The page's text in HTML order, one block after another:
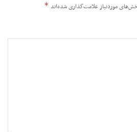
موردنیاز علامت‌گذاری شده‌اند *